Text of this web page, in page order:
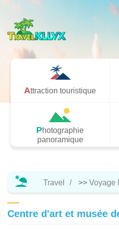
Attraction touristique
Photographie
panoramique
Travel >> Voyage
Centre d'art et musée